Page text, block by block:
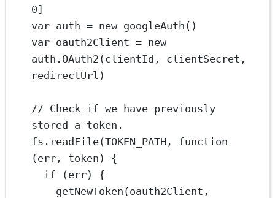
0]
var auth = new googleAuth ()
var oauth2Client = new
auth. OAuth2 (clientId, clientSecret,
redirectUrl)
// Check if we have previously
stored a token.
fs. readFile(TOKEN_PATH , function
(err , token ) {
if (err) {
getNewToken (oauth2Client,